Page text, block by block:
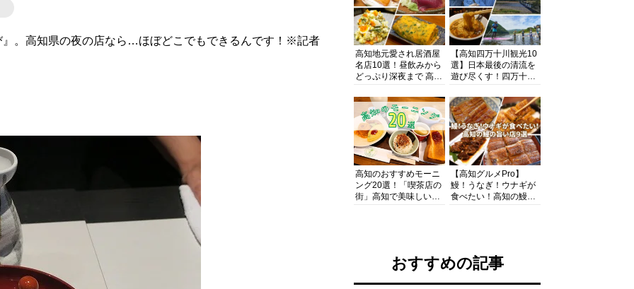
。高知県の夜の店なら…ほぼどこでもできるんです！※記者
高知地元愛され居酒屋
名店10選！昼飲みから
どっぷり深夜まで 高知
知グルメPro】
【高知四万十川観光10
選】日本最後の清流を
遊び尽くす！四万十川
を網羅したおすすめガ
イド
高知のおすすめモーニ
ング20選！「喫茶店の
街」高知で美味しい喫
【高知グルメPro】
鰻！うなぎ！ウナギが
食べたい！高知の鰻の
おすすめの記事